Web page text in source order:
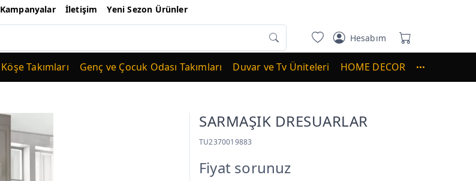
Kampanyalar İletişim Yeni Sezon Ürünler
Hesabım
Köşe Takımları Genç ve Çocuk Odası Takımları Duvar ve Tv Üniteleri HOME DECOR
SARMAŞIK DRESUARLAR
TU2370019883
Fiyat sorunuz